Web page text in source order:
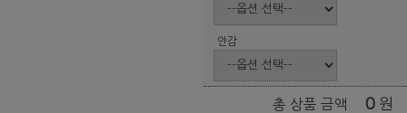
안감
총 상품 금액 0 원